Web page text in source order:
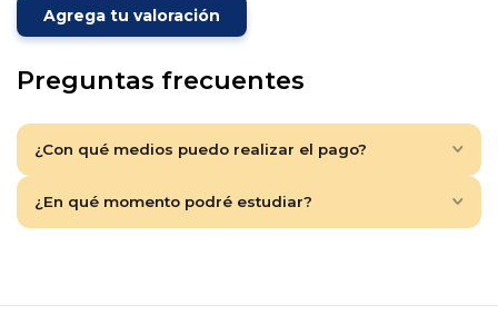
Agrega tu valoración
Preguntas frecuentes
¿Con qué medios puedo realizar el pago?
¿En qué momento podré estudiar?